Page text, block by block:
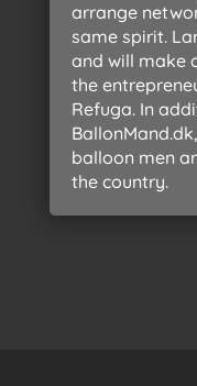
arrange
same spirit.
and will make
the
Refuga. In
balloon men
the country.